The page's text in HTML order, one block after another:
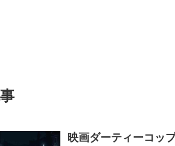
映画ダーティーコッ